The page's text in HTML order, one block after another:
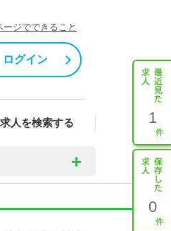
ージでできること
ログイン
求人を検索する 1
0